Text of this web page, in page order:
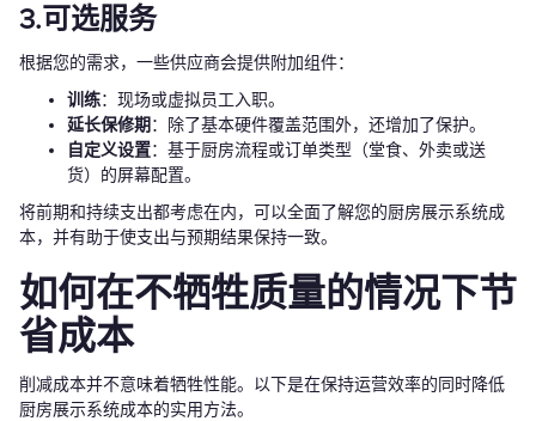
3.可选服务
根据您的需求，一些供应商会提供附加组件：
训练：现场或虚拟员工入职。
延长保修期 ：除了基本硬件覆盖范围外，还增加了保护。
自定义设置：基于厨房流程或订单类型（堂食、外卖或送
货）的屏幕配置。
将前期和持续支出都考虑在内，可以全面了解您的厨房展示系统成
本，并有助于使支出与预期结果保持一致。
如何在不牺牲质量的情况下节
省成本
削减成本并不意味着牺牲性能。以下是在保持运营效率的同时降低
厨房展示系统成本的实用方法。